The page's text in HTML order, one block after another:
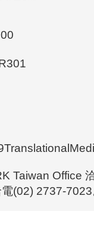
Taiwan Office
(02) 2737-